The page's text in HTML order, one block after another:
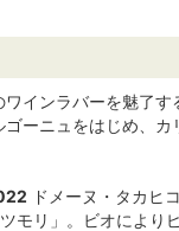
インラバーを魅了
ーニュをはじめ、
ドメーヌ・タカヒ
モリ」。ビオによ